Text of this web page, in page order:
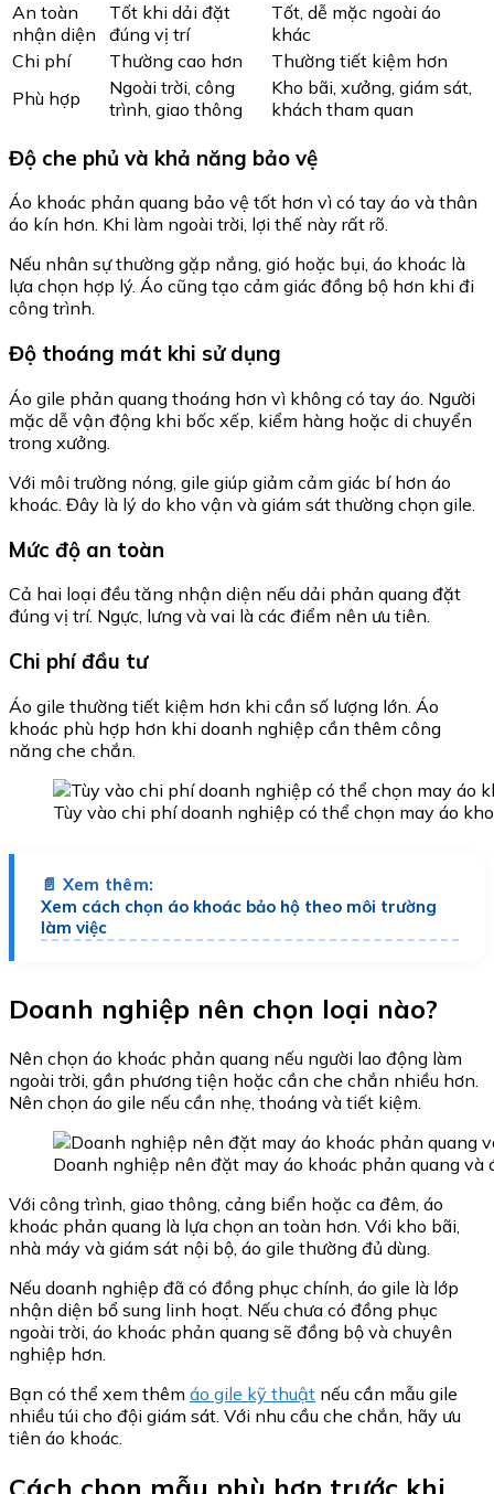
An toàn
nhận diện
Tốt khi dải đặt
đúng vị trí
Tốt, dễ mặc ngoài áo
khác
Chi phí
Thường cao hơn
Thường tiết kiệm hơn
Phù hợp
Ngoài trời, công
trình, giao thông
Kho bãi, xưởng, giám sát,
khách tham quan
Độ che phủ và khả năng bảo vệ
Áo khoác phản quang bảo vệ tốt hơn vì có tay áo và thân
áo kín hơn. Khi làm ngoài trời, lợi thế này rất rõ.
Nếu nhân sự thường gặp nắng, gió hoặc bụi, áo khoác là
lựa chọn hợp lý. Áo cũng tạo cảm giác đồng bộ hơn khi đi
công trình.
Độ thoáng mát khi sử dụng
Áo gile phản quang thoáng hơn vì không có tay áo. Người
mặc dễ vận động khi bốc xếp, kiểm hàng hoặc di chuyển
trong xưởng.
Với môi trường nóng, gile giúp giảm cảm giác bí hơn áo
khoác. Đây là lý do kho vận và giám sát thường chọn gile.
Mức độ an toàn
Cả hai loại đều tăng nhận diện nếu dải phản quang đặt
đúng vị trí. Ngực, lưng và vai là các điểm nên ưu tiên.
Chi phí đầu tư
Áo gile thường tiết kiệm hơn khi cần số lượng lớn. Áo
khoác phù hợp hơn khi doanh nghiệp cần thêm công
năng che chắn.
Tùy vào chi phí doanh nghiệp có thể chọn may áo
📄 Xem thêm:
Xem cách chọn áo khoác bảo hộ theo môi trường
làm việc
Doanh nghiệp nên chọn loại nào?
Nên chọn áo khoác phản quang nếu người lao động làm
ngoài trời, gần phương tiện hoặc cần che chắn nhiều hơn.
Nên chọn áo gile nếu cần nhẹ, thoáng và tiết kiệm.
Doanh nghiệp nên đặt may áo khoác phản quang và
Với công trình, giao thông, cảng biển hoặc ca đêm, áo
khoác phản quang là lựa chọn an toàn hơn. Với kho bãi,
nhà máy và giám sát nội bộ, áo gile thường đủ dùng.
Nếu doanh nghiệp đã có đồng phục chính, áo gile là lớp
nhận diện bổ sung linh hoạt. Nếu chưa có đồng phục
ngoài trời, áo khoác phản quang sẽ đồng bộ và chuyên
nghiệp hơn.
Bạn có thể xem thêm áo gile kỹ thuật nếu cần mẫu gile
nhiều túi cho đội giám sát. Với nhu cầu che chắn, hãy ưu
tiên áo khoác.